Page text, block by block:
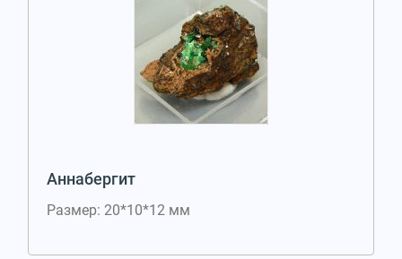
Аннабергит
Размер: 20*10*12 мм